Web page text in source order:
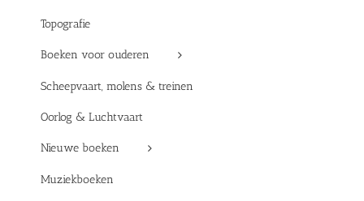
Topografie
Boeken voor ouderen
Scheepvaart, molens & treinen
Oorlog & Luchtvaart
Nieuwe boeken
Muziekboeken